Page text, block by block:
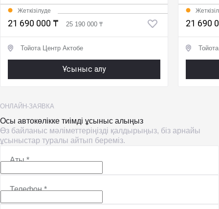
Жеткізілуде
21 690 000 ₸ 25 190 000 ₸
Тойота Центр Актобе
Ұсыныс алу
21 690
ОНЛАЙН-ЗАЯВКА
Осы автокөлікке тиімді ұсыныс алыңыз
Өз байланыс мәліметтеріңізді қалдырыңыз, біз арнайы
ұсыныстар туралы айтып береміз.
Аты*
Телефон*